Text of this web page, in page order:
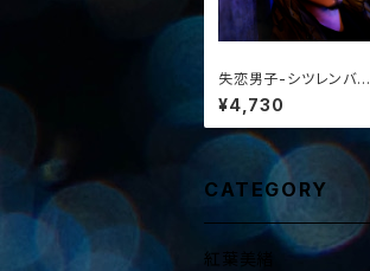
失恋男子-シツレンバナ
シ-3 特典ブロマイド：
木村昴
¥4,730
CATEGORY
紅葉美緒